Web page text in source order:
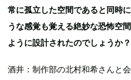
常に孤立した空間であると同時
うな感覚も覚える絶妙な恐怖空
ように設計されたのでしょうか？
酒井：制作部の北村和希さんと